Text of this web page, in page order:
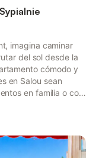
imagina caminar
del sol desde la
cómodo y
en Salou sean
en familia o con
Dormitorio 2: 2
en la Costa
A